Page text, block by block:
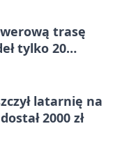
trasę
tylko 20
latarnię na
2000 zł